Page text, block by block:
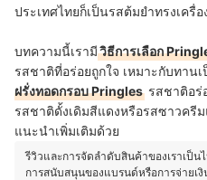
ประเทศไทยก็เป็นรสต้มยำทรงเครื่
บทความนี้เรามีวิธีการเลือก
รสชาติที่อร่อยถูกใจ เหมาะกับทาน
ฝรั่งทอดกรอบ Pringles รสชาติอร่
รสชาติดั้งเดิมสีแดงหรือรสซาวครี
แนะนำเพิ่มเติมด้วย
รีวิวและการจัดลำดับสินค้าของเราเป็
การสนับสนุนของแบรนด์หรือการจ่ายเ